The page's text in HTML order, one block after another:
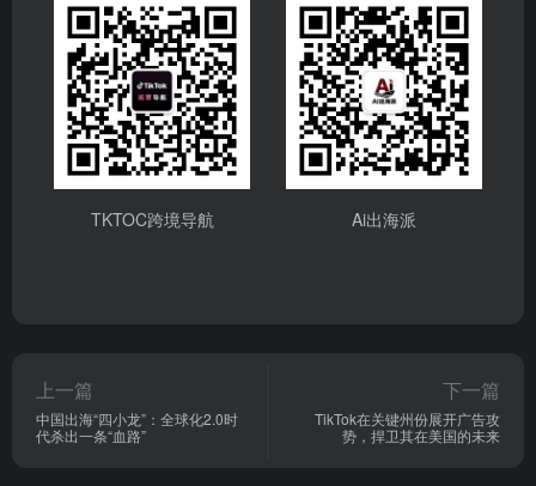
TKTOC跨境导航 Ai出海派
上一篇
中国出海“四小龙”：全球化2.0时
代杀出一条“血路”
下一篇
TikTok在关键州份展开广告攻
势，捍卫其在美国的未来